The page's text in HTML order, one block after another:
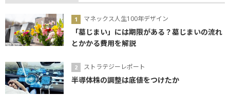
マネックス人生100年デザイン
「墓じまい」には期限がある？墓じまいの流れ
とかかる費用を解説
ストラテジーレポート
半導体株の調整は底値をつけたか